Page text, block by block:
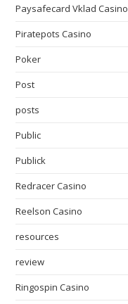
Paysafecard Vklad Casino
Piratepots Casino
Poker
Post
posts
Public
Publick
Redracer Casino
Reelson Casino
resources
review
Ringospin Casino